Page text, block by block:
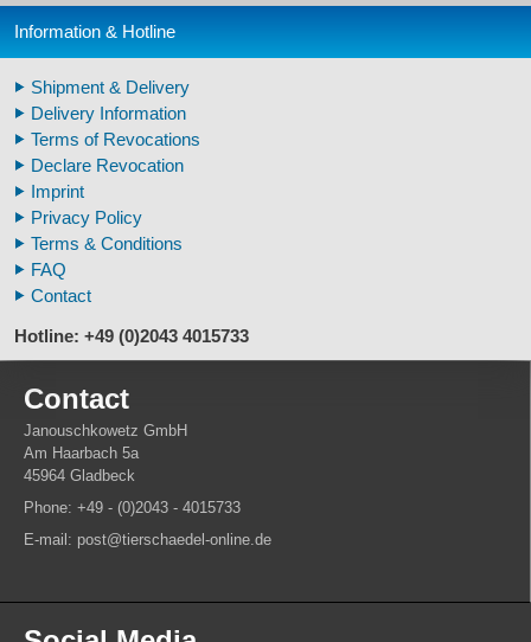
Arm / Leg Skeleton Human
Warthog Tusks
Veterinary
Fossil Human Skull Replica
Horse´s mane
Footprints high quality
Animal Horns
Information & Hotline
Shipment & Delivery
Delivery Information
Terms of Revocations
Declare Revocation
Imprint
Privacy Policy
Terms & Conditions
FAQ
Contact
Hotline: +49 (0)2043 4015733
Contact
Janouschkowetz GmbH
Am Haarbach 5a
45964 Gladbeck
Phone: +49 - (0)2043 - 4015733
E-mail: post@tierschaedel-online.de